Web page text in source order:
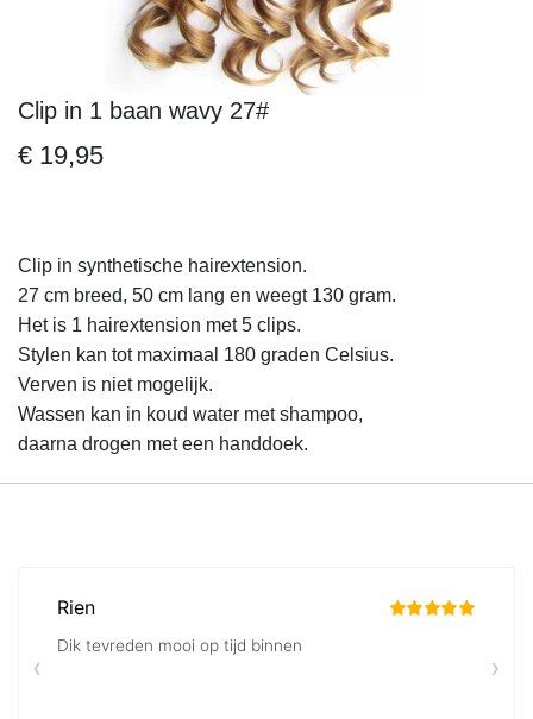
Ga
het
afbeeldingen-
gallerij
Clip in 1 baan wavy 27#
€ 19,95
Clip in synthetische hairextension.
27 cm breed, 50 cm lang en weegt 130 gram.
Het is 1 hairextension met 5 clips.
Stylen kan tot maximaal 180 graden Celsius.
Verven is niet mogelijk.
Wassen kan in koud water met shampoo,
daarna drogen met een handdoek.